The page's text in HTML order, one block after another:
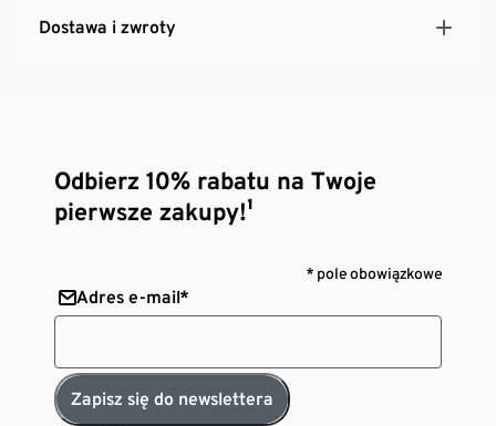
Dostawa i zwroty
Odbierz 10% rabatu na Twoje
pierwsze zakupy!¹
* pole obowiązkowe
Adres e-mail*
Zapisz się do newslettera